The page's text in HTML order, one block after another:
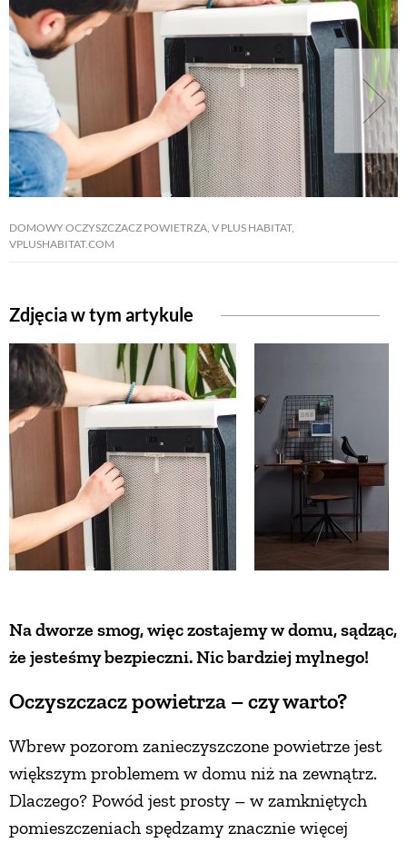
DOMOWY OCZYSZCZACZ POWIETRZA, V PLUS HABITAT,
VPLUSHABITAT.COM
Zdjęcia w tym artykule
Na dworze smog, więc zostajemy w domu, sądząc,
że jesteśmy bezpieczni. Nic bardziej mylnego!
Oczyszczacz powietrza – czy warto?
Wbrew pozorom zanieczyszczone powietrze jest
większym problemem w domu niż na zewnątrz.
Dlaczego? Powód jest prosty – w zamkniętych
pomieszczeniach spędzamy znacznie więcej